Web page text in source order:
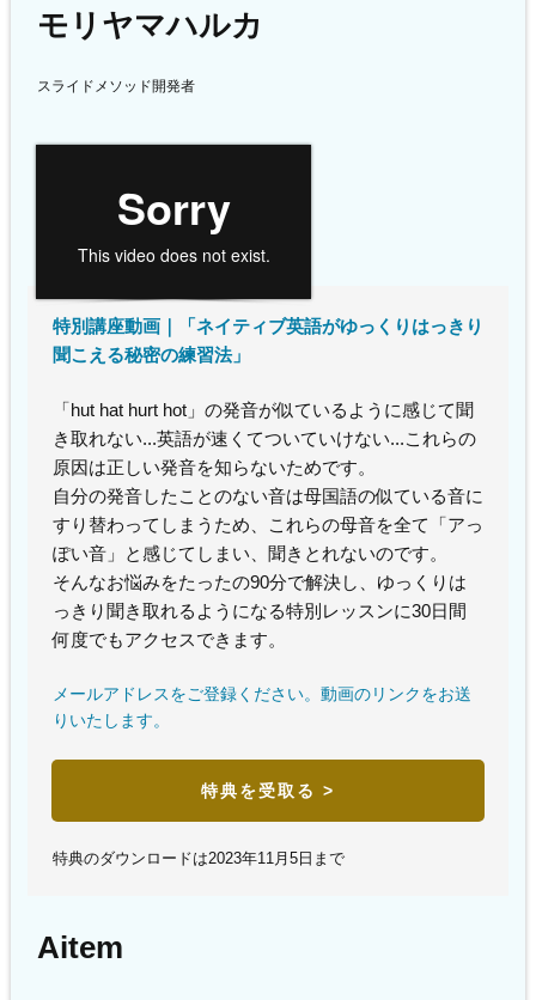
モリヤマハルカ
スライドメソッド開発者
特別講座動画｜「ネイティブ英語がゆっくりはっきり
聞こえる秘密の練習法」
「hut hat hurt hot」の発音が似ているように感じて聞
き取れない...英語が速くてついていけない...これらの
原因は正しい発音を知らないためです。
自分の発音したことのない音は母国語の似ている音に
すり替わってしまうため、これらの母音を全て「アっ
ぽい音」と感じてしまい、聞きとれないのです。
そんなお悩みをたったの90分で解決し、ゆっくりは
っきり聞き取れるようになる特別レッスンに30日間
何度でもアクセスできます。
メールアドレスをご登録ください。動画のリンクをお送
りいたします。
特典を受取る >
特典のダウンロードは2023年11月5日まで
Aitem